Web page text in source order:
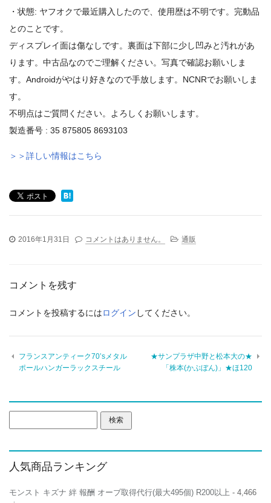
・状態: ヤフオクで最近購入したので、使用歴は不明です。完動品
とのことです。
ディスプレイ面は傷なしです。裏面は下部に少し凹みと汚れがあ
ります。中古品なのでご理解ください。写真で確認お願いしま
す。Androidがやはり好きなので手放します。NCNRでお願いしま
す。
不明点はご質問ください。よろしくお願いします。
製造番号 : 35 875805 8693103
＞＞詳しい情報はこちら
2016年1月31日 コメントはありません。 通販
コメントを残す
コメントを投稿するにはログイン してください。
フランスアンティーク70’sメタル
ポールハンガーラックスチール
★サンプラザ中野と松本大の★
「株本(かぶぼん)」★ほ120
索:
人気商品ランキング
モンスト キズナ 絆 報酬 オーブ取得代行(最大495個) R200以上 - 4,466